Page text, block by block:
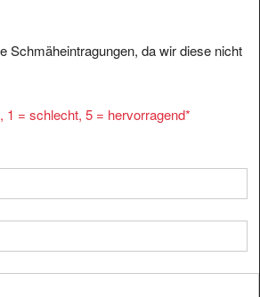
Schmäheintragungen, da wir diese nicht
1 = schlecht, 5 = hervorragend*